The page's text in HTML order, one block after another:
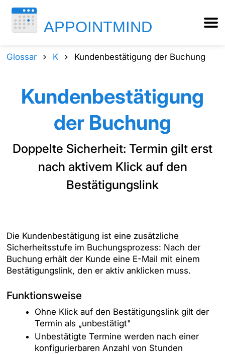
Glossar K Kundenbestätigung der Buchung
Kundenbestätigung
der Buchung
Doppelte Sicherheit: Termin gilt erst
nach aktivem Klick auf den
Bestätigungslink
Die Kundenbestätigung ist eine zusätzliche
Sicherheitsstufe im Buchungsprozess: Nach der
Buchung erhält der Kunde eine E-Mail mit einem
Bestätigungslink, den er aktiv anklicken muss.
Funktionsweise
Ohne Klick auf den Bestätigungslink gilt der
Termin als „unbestätigt"
Unbestätigte Termine werden nach einer
konfigurierbaren Anzahl von Stunden